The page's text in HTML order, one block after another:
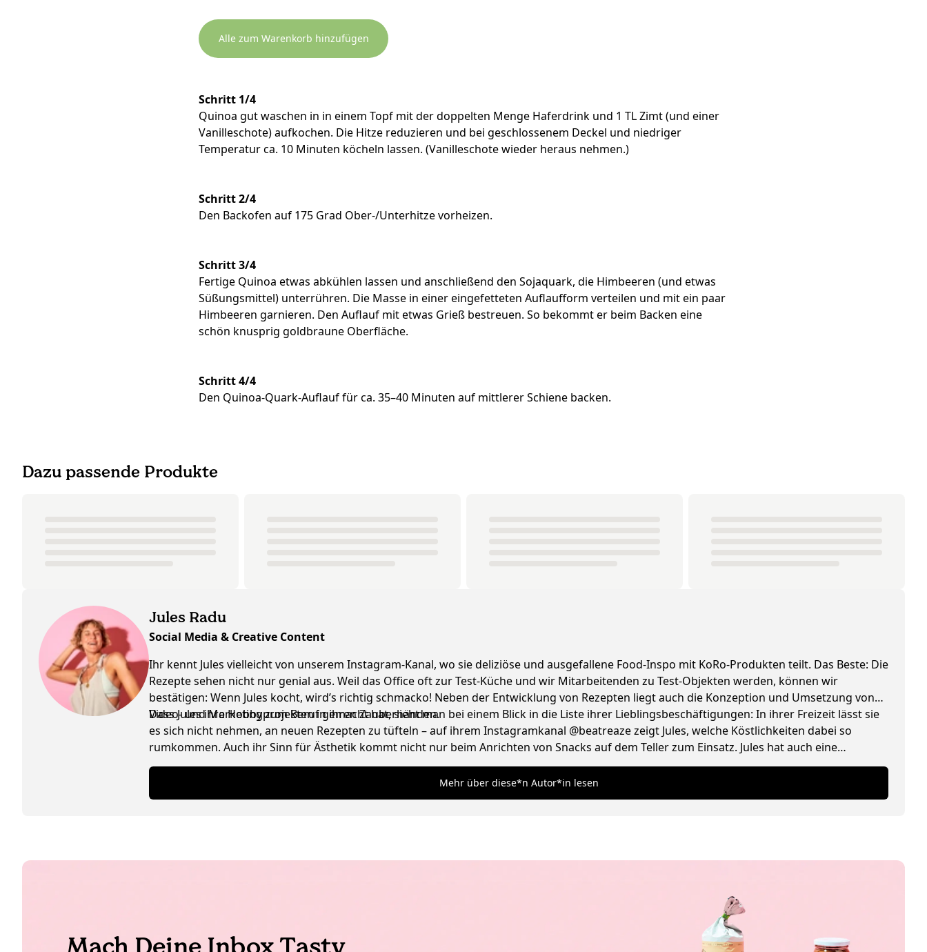
Alle zum Warenkorb hinzufügen
Schritt 1/4
Quinoa gut waschen in in einem Topf mit der doppelten Menge Haferdrink und 1 TL Zimt (und einer
Vanilleschote) aufkochen. Die Hitze reduzieren und bei geschlossenem Deckel und niedriger
Temperatur ca. 10 Minuten köcheln lassen. (Vanilleschote wieder heraus nehmen.)
Schritt 2/4
Den Backofen auf 175 Grad Ober-/Unterhitze vorheizen.
Schritt 3/4
Fertige Quinoa etwas abkühlen lassen und anschließend den Sojaquark, die Himbeeren (und etwas
Süßungsmittel) unterrühren. Die Masse in einer eingefetteten Auflaufform verteilen und mit ein paar
Himbeeren garnieren. Den Auflauf mit etwas Grieß bestreuen. So bekommt er beim Backen eine
schön knusprig goldbraune Oberfläche.
Schritt 4/4
Den Quinoa-Quark-Auflauf für ca. 35–40 Minuten auf mittlerer Schiene backen.
Dazu passende Produkte
Jules Radu
Social Media & Creative Content
Ihr kennt Jules vielleicht von unserem Instagram-Kanal, wo sie deliziöse und ausgefallene Food-Inspo mit KoRo-Produkten teilt. Das Beste: Die
Rezepte sehen nicht nur genial aus. Weil das Office oft zur Test-Küche und wir Mitarbeitenden zu Test-Objekten werden, können wir
bestätigen: Wenn Jules kocht, wird’s richtig schmacko! Neben der Entwicklung von Rezepten liegt auch die Konzeption und Umsetzung von
Video- und Marketingprojekten in ihren Zauberhänden.
Dass Jules ihre Hobby zum Beruf gemacht hat, sieht man bei einem Blick in die Liste ihrer Lieblingsbeschäftigungen: In ihrer Freizeit lässt sie
es sich nicht nehmen, an neuen Rezepten zu tüfteln – auf ihrem Instagramkanal @beatreaze zeigt Jules, welche Köstlichkeiten dabei so
rumkommen. Auch ihr Sinn für Ästhetik kommt nicht nur beim Anrichten von Snacks auf dem Teller zum Einsatz. Jules hat auch eine
Schwäche für Interior Design und liebt ausgefallene Vintage Lampen.
Mehr über diese*n Autor*in lesen